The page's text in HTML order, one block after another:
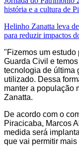
história e a cultura de
Helinho Zanatta leva
para reduzir impactos
"Fizemos um estudo
Guarda Civil e
tecnologia de última
utilizado. Dessa
manter a população
Zanatta.
De acordo com o
Piracicaba, Marcos
medida será
que vai permitir